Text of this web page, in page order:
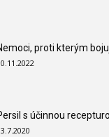
proti kterým
s účinnou